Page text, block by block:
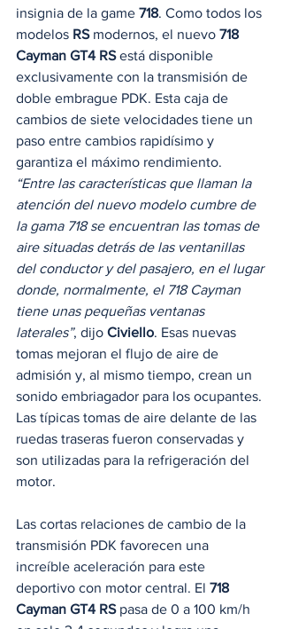
insignia de la game 718. Como todos los
modelos RS modernos, el nuevo 718
Cayman GT4 RS está disponible
exclusivamente con la transmisión de
doble embrague PDK. Esta caja de
cambios de siete velocidades tiene un
paso entre cambios rapidísimo y
garantiza el máximo rendimiento.
“Entre las características que llaman la
atención del nuevo modelo cumbre de
la gama 718 se encuentran las tomas de
aire situadas detrás de las ventanillas
del conductor y del pasajero, en el lugar
donde, normalmente, el 718 Cayman
tiene unas pequeñas ventanas
laterales”, dijo Civiello. Esas nuevas
tomas mejoran el flujo de aire de
admisión y, al mismo tiempo, crean un
sonido embriagador para los ocupantes.
Las típicas tomas de aire delante de las
ruedas traseras fueron conservadas y
son utilizadas para la refrigeración del
motor.
Las cortas relaciones de cambio de la
transmisión PDK favorecen una
increíble aceleración para este
deportivo con motor central. El 718
Cayman GT4 RS pasa de 0 a 100 km/h